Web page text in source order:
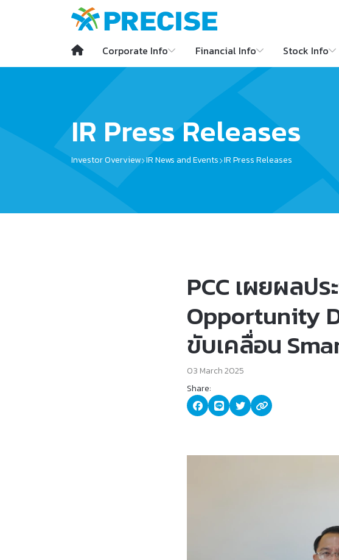
SITE SEARCH
Corporate Info Financial Info Stock Info
IR Press Releases
Investor Overview IR News and Events IR Press Releases
PCC เผยผลป
Opportunity
ขับเคลื่อน
03 March 2025
Share: